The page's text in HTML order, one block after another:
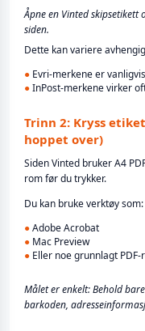
Åpne en Vinted
siden.
Dette kan variere
● Evri-merkene er
●InPost-merkene virker
Trinn 2: Kryss
hoppet over)
Siden Vinted bruker A4
rom før du trykker.
Du kan bruke verktøy som:
●Adobe Acrobat
● Mac Preview
● Eller noe grunnlagt
Målet er enkelt: Behold
barkoden,